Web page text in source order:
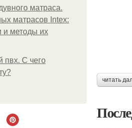
матраса.
матрасов Intex:
и методы их
пвх. С чего
читать